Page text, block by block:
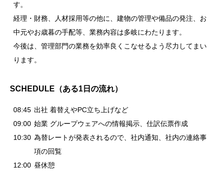
す。
経理・財務、人材採用等の他に、建物の管理や備品の発注、お
中元やお歳暮の手配等、業務内容は多岐にわたります。
今後は、管理部門の業務を効率良くこなせるよう尽力してまい
ります。
SCHEDULE（ある1日の流れ）
08:45 出社 着替えやPC立ち上げなど
09:00 始業 グループウェアへの情報掲示、仕訳伝票作成
10:30 為替レートが発表されるので、社内通知、社内の連絡事
項の回覧
12:00 昼休憩